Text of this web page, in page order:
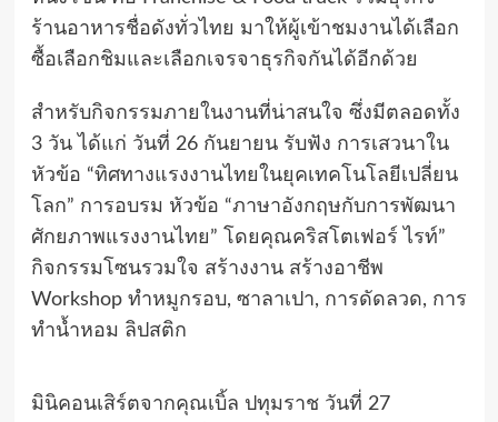
ร้านอาหารชื่อดังทั่วไทย มาให้ผู้เข้าชมงานได้เลือก
ซื้อเลือกชิมและเลือกเจรจาธุรกิจกันได้อีกด้วย
สำหรับกิจกรรมภายในงานที่น่าสนใจ ซึ่งมีตลอดทั้ง
3 วัน ได้แก่ วันที่ 26 กันยายน รับฟัง การเสวนาใน
หัวข้อ “ทิศทางแรงงานไทยในยุคเทคโนโลยีเปลี่ยน
โลก” การอบรม หัวข้อ “ภาษาอังกฤษกับการพัฒนา
ศักยภาพแรงงานไทย” โดยคุณคริสโตเฟอร์ ไรท์”
กิจกรรมโซนรวมใจ สร้างงาน สร้างอาชีพ
Workshop ทำหมูกรอบ, ซาลาเปา, การดัดลวด, การ
ทำน้ำหอม ลิปสติก
มินิคอนเสิร์ตจากคุณเบิ้ล ปทุมราช วันที่ 27